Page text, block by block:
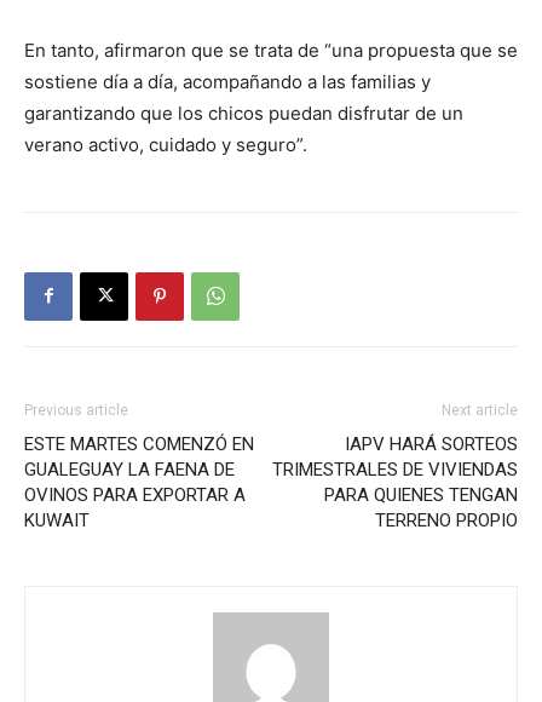
En tanto, afirmaron que se trata de “una propuesta que se
sostiene día a día, acompañando a las familias y
garantizando que los chicos puedan disfrutar de un
verano activo, cuidado y seguro”.
Previous article
ESTE MARTES COMENZÓ EN
GUALEGUAY LA FAENA DE
OVINOS PARA EXPORTAR A
KUWAIT
Next article
IAPV HARÁ SORTEOS
TRIMESTRALES DE VIVIENDAS
PARA QUIENES TENGAN
TERRENO PROPIO